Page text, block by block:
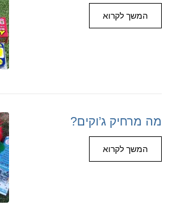
המשך לקרוא
מה מרחיק ג’וקים?
המשך לקרוא